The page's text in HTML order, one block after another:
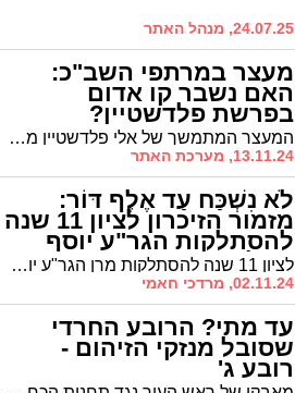
24.07.25, מנהל האתר
מעצר במרתפי השב"כ:
האם נשבר קו אדום
בפרשת פלדשטיין?
המעצר המתמשך של אלי פלדשטיין מעלה תהיות קשות על תהליכי קבלת ההחלטות במערכת אכיפת החוק. האם אנחנו עדים לשימוש בלתי מידתי בכוח החקירה? האם הפעלת אמצעים שמורים בדרך כלל למחבלים ומרגלים מוצדקת במקרה של חשד להדלפת מידע?
13.11.24, מערכת האתר
לֹא נִשְׁכַּח עַד אֶלֶף דּוֹר:
מזמור הזיכרון לציון 11 שנה
להסתלקות הגר"ע יוסף
זצ"ל לציון 11 שנה להסתלקות מרן הגר"ע יוסף זצ"ל, המאייר האשדודי הרב מרדכי חאמי בשיר זיכרון אחר לכתו
02.11.24, מרדכי חאמי
עד מתי? הרובע החרדי
שסובל מנזקי הזיהום -
רובע ג'